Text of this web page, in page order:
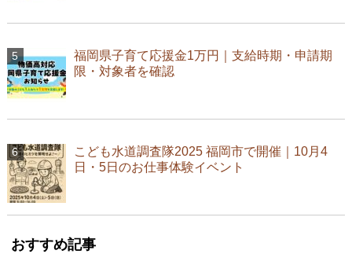
福岡県子育て応援金1万円｜支給時期・申請期
限・対象者を確認
こども水道調査隊2025 福岡市で開催｜10月4
日・5日のお仕事体験イベント
おすすめ記事